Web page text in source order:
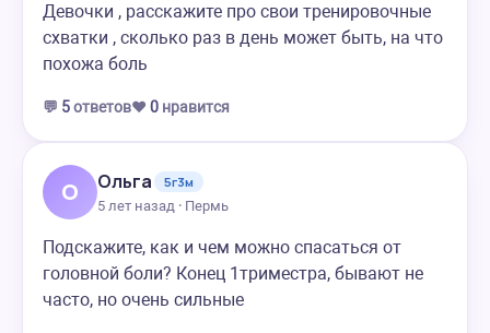
Девочки , расскажите про свои тренировочные
схватки , сколько раз в день может быть, на что
похожа боль
💬 5ответов❤️ 0 нравится
О Ольга
5г3м
5 лет назад · Пермь
Подскажите, как и чем можно спасаться от
головной боли? Конец 1триместра, бывают не
часто, но очень сильные